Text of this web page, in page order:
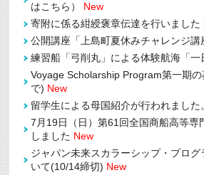
はこちら） New
寄附に係る紺綬褒章伝達を行いました
公開講座「上島町夏休みチャレンジ講
練習船「弓削丸」による体験航海「一
Voyage Scholarship Program第一期
で) New
留学生による母国紹介が行われました
7月19日（日）第61回全国商船高等専
しました New
ジャパン未来スカラーシップ・プロ
いて(10/14締切) New